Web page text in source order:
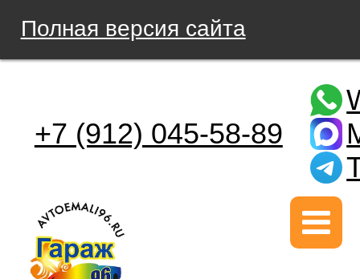
Полная версия сайта
+7 (912) 045-58-89